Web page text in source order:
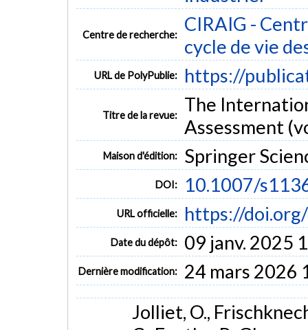
Centre de recherche:
CIRAIG -
cycle de vie
URL de PolyPublie: https://
Titre de la revue:
The
Assessment
Maison d'édition: Springer
DOI: 10.1007/
URL officielle: https://
Date du dépôt: 09 janv. 2025
Dernière modification: 24 mars 2026
Jolliet, O.,